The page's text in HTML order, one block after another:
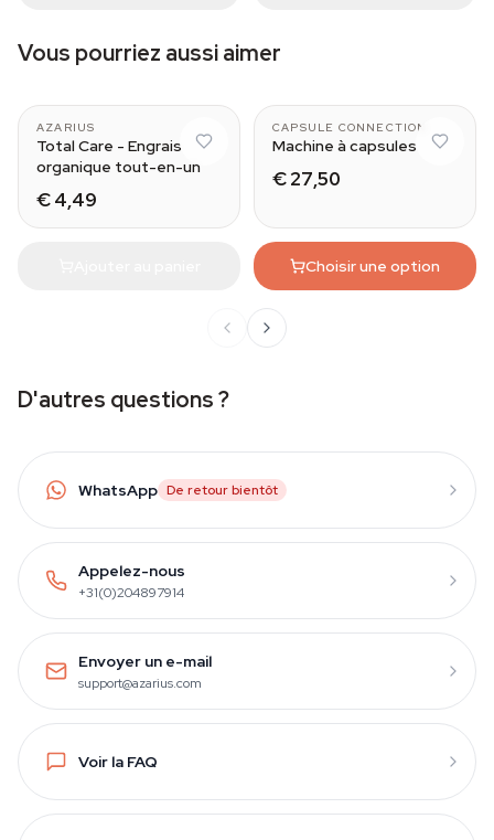
Vous pourriez aussi aimer
AZARIUS
Total Care - Engrais
organique tout-en-un
€ 4,49
CAPSULE CONNECTION
Machine à capsules
€ 27,50
Choisir une option
D'autres questions ?
WhatsApp De retour bientôt
Appelez-nous
+31(0)204897914
Envoyer un e-mail
support@azarius.com
Voir la FAQ